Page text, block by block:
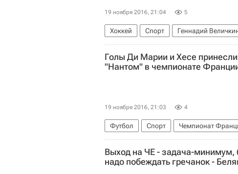
19 ноября 2016, 21:04 5
Хоккей Спорт Геннадий
ХК Спартак (Москва)
Металлург
Голы Ди Марии и Хесе
"Нантом" в чемпионате
19 ноября 2016, 21:03 4
Футбол Спорт Чемпионат
Пари Сен-Жермен (ПСЖ)
Нант
Выход на ЧЕ - задача-минимум,
надо побеждать гречанок -